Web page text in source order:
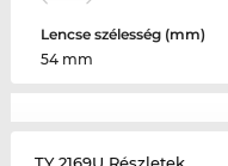
Lencse szélesség (mm)
54 mm